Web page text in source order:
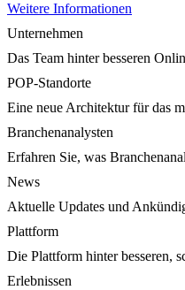
Weitere Informationen
Unternehmen
Das Team hinter besseren
POP-Standorte
Eine neue Architektur für das
Branchenanalysten
Erfahren Sie, was
News
Aktuelle Updates und
Plattform
Die Plattform hinter besseren,
Erlebnissen